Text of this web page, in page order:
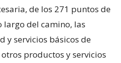
de los 271 puntos de
del camino, las
y servicios básicos de
productos y servicios